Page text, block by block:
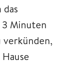
Minuten
verkünden,